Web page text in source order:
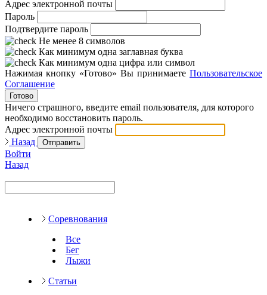
Адрес электронной почты
Пароль
Подтвердите пароль
Не менее 8 символов
Как минимум одна заглавная буква
Как минимум одна цифра или символ
Нажимая кнопку «Готово» Вы принимаете Пользовательское
Соглашение
Готово
Ничего страшного, введите email пользователя, для которого
необходимо восстановить пароль.
Адрес электронной почты
Назад
Отправить
Войти
Назад
Соревнования
Все
Бег
Лыжи
Статьи